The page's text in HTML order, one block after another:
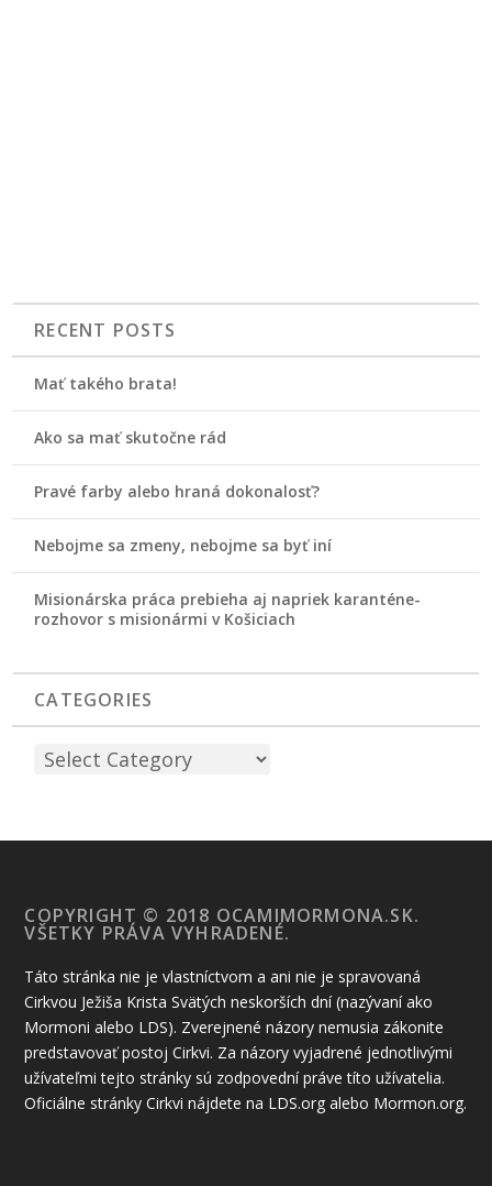
RECENT POSTS
Mať takého brata!
Ako sa mať skutočne rád
Pravé farby alebo hraná dokonalosť?
Nebojme sa zmeny, nebojme sa byť iní
Misionárska práca prebieha aj napriek karanténe-
rozhovor s misionármi v Košiciach
CATEGORIES
COPYRIGHT © 2018 OCAMIMORMONA.SK.
VŠETKY PRÁVA VYHRADENÉ.
Táto stránka nie je vlastníctvom a ani nie je spravovaná
Cirkvou Ježiša Krista Svätých neskorších dní (nazývaní ako
Mormoni alebo LDS). Zverejnené názory nemusia zákonite
predstavovať postoj Cirkvi. Za názory vyjadrené jednotlivými
užívateľmi tejto stránky sú zodpovední práve títo užívatelia.
Oficiálne stránky Cirkvi nájdete na LDS.org alebo Mormon.org.